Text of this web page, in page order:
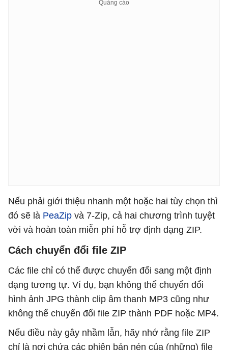
Nếu phải giới thiệu nhanh một hoặc hai tùy chọn thì
đó sẽ là PeaZip và 7-Zip, cả hai chương trình tuyệt
vời và hoàn toàn miễn phí hỗ trợ định dạng ZIP.
Cách chuyển đổi file ZIP
Các file chỉ có thể được chuyển đổi sang một định
dạng tương tự. Ví dụ, bạn không thể chuyển đổi
hình ảnh JPG thành clip âm thanh MP3 cũng như
không thể chuyển đổi file ZIP thành PDF hoặc MP4.
Nếu điều này gây nhầm lẫn, hãy nhớ rằng file ZIP
chỉ là nơi chứa các phiên bản nén của (những) file